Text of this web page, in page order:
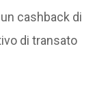
cashback di
di transato